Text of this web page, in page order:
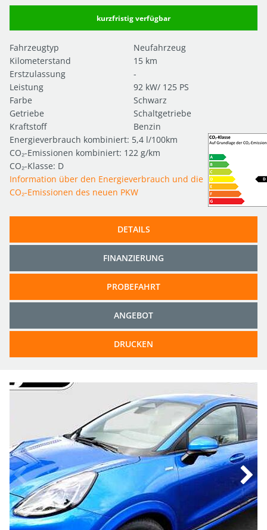
kurzfristig verfügbar
Fahrzeugtyp
Neufahrzeug
Kilometerstand
15 km
Erstzulassung
-
Leistung
92 kW/ 125 PS
Farbe
Schwarz
Getriebe
Schaltgetriebe
Kraftstoff
Benzin
Energieverbrauch kombiniert: 5,4 l/100km
CO₂-Emissionen kombiniert: 122 g/km
CO₂-Klasse: D
Information über den Energieverbrauch und die
CO₂-Emissionen des neuen PKW
DETAILS
FINANZIERUNG
PROBEFAHRT
ANGEBOT
DRUCKEN